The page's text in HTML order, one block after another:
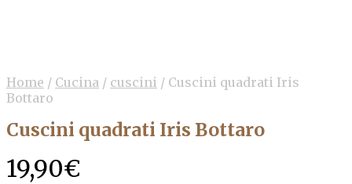
Home / Cucina / cuscini / Cuscini quadrati Iris
Bottaro
Cuscini quadrati Iris Bottaro
19,90€